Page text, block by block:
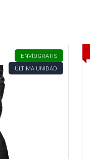
ENVÍOGRATIS
ÚLTIMA UNIDAD